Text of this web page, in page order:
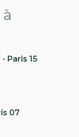
- Paris 15
07